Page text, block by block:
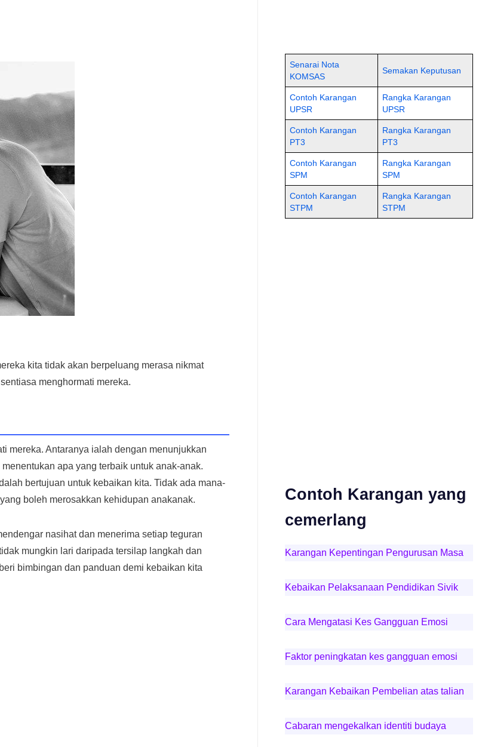
kita tidak akan berpeluang merasa nikmat
menghormati mereka.
mereka. Antaranya ialah dengan menunjukkan
apa yang terbaik untuk anak-anak.
bertujuan untuk kebaikan kita. Tidak ada mana-
boleh merosakkan kehidupan anakanak.
nasihat dan menerima setiap teguran
mungkin lari daripada tersilap langkah dan
bimbingan dan panduan demi kebaikan kita
Senarai Nota
KOMSAS
Semakan Keputusan
Contoh Karangan
UPSR
Rangka Karangan
UPSR
Contoh Karangan
PT3
Rangka Karangan
PT3
Contoh Karangan
SPM
Rangka Karangan
SPM
Contoh Karangan
STPM
Rangka Karangan
STPM
Contoh Karangan yang
cemerlang
Karangan Kepentingan Pengurusan Masa
Kebaikan Pelaksanaan Pendidikan Sivik
Cara Mengatasi Kes Gangguan Emosi
Faktor peningkatan kes gangguan emosi
Karangan Kebaikan Pembelian atas talian
Cabaran mengekalkan identiti budaya